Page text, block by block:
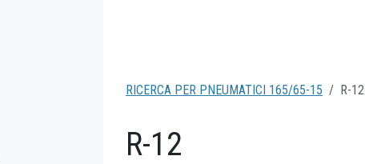
RICERCA PER PNEUMATICI 165/65-15 R-12
R-12